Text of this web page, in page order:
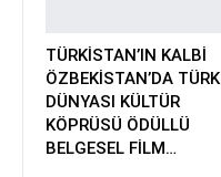
TÜRKİSTAN’IN KALBİ
ÖZBEKİSTAN’DA TÜRK
DÜNYASI KÜLTÜR
KÖPRÜSÜ ÖDÜLLÜ
BELGESEL FİLM…